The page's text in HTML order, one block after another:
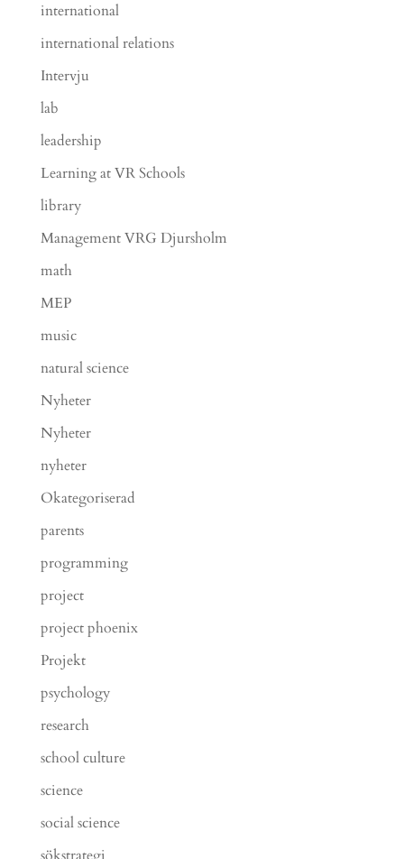
international
international relations
Intervju
lab
leadership
Learning at VR Schools
library
Management VRG Djursholm
math
MEP
music
natural science
Nyheter
Nyheter
nyheter
Okategoriserad
parents
programming
project
project phoenix
Projekt
psychology
research
school culture
science
social science